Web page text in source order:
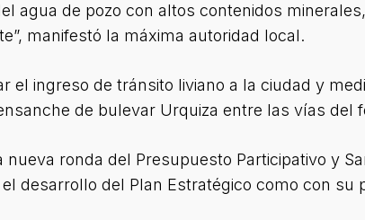
agua de pozo con altos contenidos
manifestó la máxima autoridad local.
el ingreso de tránsito liviano a la ciudad y
de bulevar Urquiza entre las vías del
nueva ronda del Presupuesto Participativo y
desarrollo del Plan Estratégico como con su